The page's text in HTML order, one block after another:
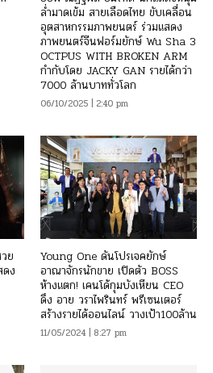
ล่ำมาดเข้ม สายเลือดไทย ขับเคลื่อน
อุตสาหกรรมภาพยนตร์ ร่วมแสดง
ภาพยนตร์จีนฟอร์มยักษ์ Wu Sha 3
OCTPUS WITH BROKEN ARM
กำกับโดย JACKY GAN รายได้กว่า
7000 ล้านบาททั่วโลก
06/10/2025 | 2:40 pm
ย
ง
Young One ดันโปรเจคยักษ์
อาณาจักรนักขาย เปิดตัว BOSS
ห้างแตก! เคนโด้กุมบังเหียน CEO
ดึง อาย วราไพรินทร์ พรีเซนเตอร์
สร้างรายได้ออนไลน์ วางเป้า100ล้าน
11/05/2024 | 8:27 pm